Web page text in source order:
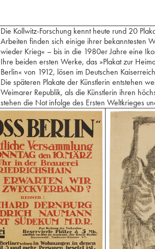
Die Kollwitz-Forschung kennt heute rund 20
Arbeiten finden sich einige ihrer bekanntesten
wieder Krieg« – bis in die 1980er Jahre eine
Ihre beiden ersten Werke, das »Plakat zur
Berlin« von 1912, lösen im Deutschen
Die späteren Plakate der Künstlerin entstehen
Weimarer Republik, als die Künstlerin ihren
stehen die Not infolge des Ersten Weltkrieges